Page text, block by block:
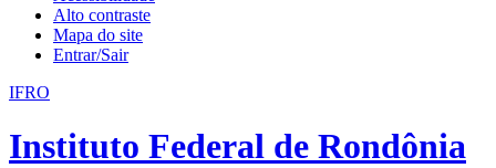
Alto contraste
Mapa do site
Entrar/Sair
IFRO
Instituto Federal de Rondônia